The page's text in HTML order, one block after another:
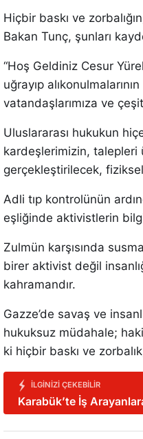
Hiçbir baskı ve
Bakan Tunç, şunları
“Hoş Geldiniz Cesur
uğrayıp
vatandaşlarımıza ve
Uluslararası hukukun
kardeşlerimizin, talepleri
gerçekleştirilecek,
Adli tıp kontrolünün
eşliğinde aktivistlerin
Zulmün karşısında
birer aktivist değil
kahramandır.
Gazze’de savaş ve
hukuksuz müdahale;
ki hiçbir baskı ve
İLGINIZI ÇEKEBILIR
Karabük’te İş